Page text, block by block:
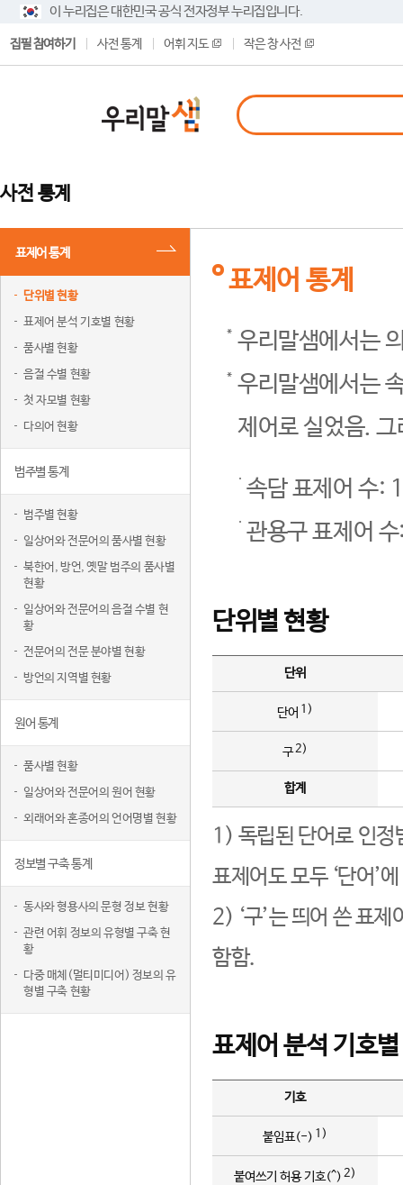
이 누리집은 대한민국 공식 전자정부 누리집입니다.
집필 참여하기 사전 통계 어휘 지도 작은 창 사전
사전 통계
표제어 통계
단위별 현황
표제어 분석 기호별 현황
품사별 현황
음절 수별 현황
첫 자모별 현황
다의어 현황
범주별 통계
범주별 현황
일상어와 전문어의 품사별 현황
북한어, 방언, 옛말 범주의 품사별
현황
일상어와 전문어의 음절 수별 현
황
전문어의 전문 분야별 현황
방언의 지역별 현황
원어 통계
품사별 현황
일상어와 전문어의 원어 현황
외래어와 혼종어의 언어명별 현황
정보별 구축 통계
동사와 형용사의 문형 정보 현황
관련 어휘 정보의 유형별 구축 현
황
다중 매체(멀티미디어) 정보의 유
형별 구축 현황
표제어 통계
우리말샘에서는
우리말샘에서는
제어로 실었음.
속담 표제어 수:
관용구 표제어
단위별 현황
단위
단어 1)
구2)
합계
1) 독립된 단어로 인정
표제어도 모두 ‘단어’
2) ‘구’는 띄어 쓴 표
함함.
표제어 분석 기호
기호
붙임표(-) 1)
붙여쓰기 허용 기호(^) 2)